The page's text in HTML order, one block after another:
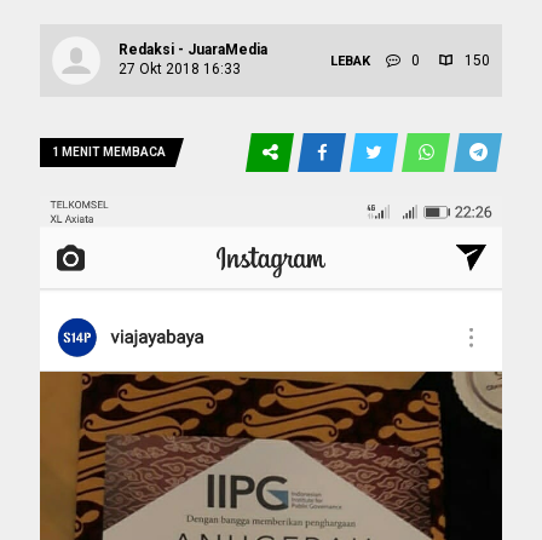
Redaksi - JuaraMedia
27 Okt 2018 16:33
LEBAK 0 150
1 MENIT MEMBACA